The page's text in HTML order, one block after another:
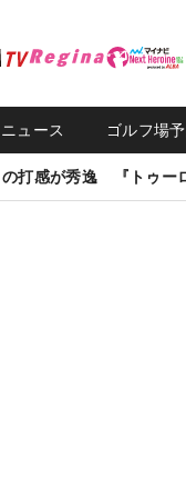
ュース ゴルフ場
打感が秀逸 『トゥー